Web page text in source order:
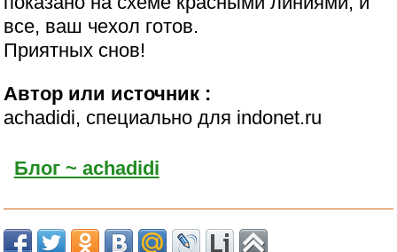
все, ваш чехол готов.
Приятных снов!
Автор или источник :
achadidi, специально для indonet.ru
Блог ~ achadidi